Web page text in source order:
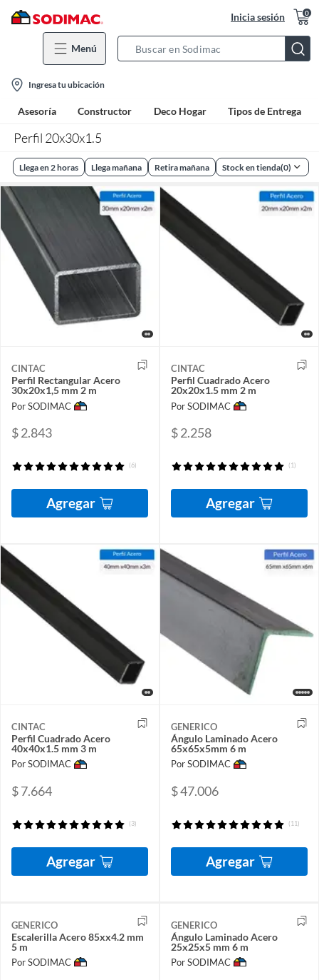
Inicia sesión 0
Menú
Bar
location-
icon
Ingresa tu ubicación
Asesoría Constructor Deco Hogar Tipos de Entrega
Perfil 20x30x1.5
Llega en 2 horas Llega mañana Retira mañana Stock en tienda(0)
CINTAC
Perfil Rectangular Acero
30x20x1,5 mm 2 m
Por SODIMAC
$ 2.843
(6)
Agregar
CINTAC
Perfil Cuadrado Acero
20x20x1.5 mm 2 m
Por SODIMAC
$ 2.258
(1)
Agregar
CINTAC
Perfil Cuadrado Acero
40x40x1.5 mm 3 m
Por SODIMAC
$ 7.664
(3)
Agregar
GENERICO
Ángulo Laminado Acero
65x65x5mm 6 m
Por SODIMAC
$ 47.006
(11)
Agregar
GENERICO
Escalerilla Acero 85xx4.2 mm
5 m
Por SODIMAC
GENERICO
Ángulo Laminado Acero
25x25x5 mm 6 m
Por SODIMAC